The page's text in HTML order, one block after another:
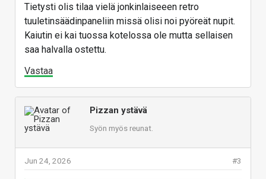
Tietysti olis tilaa vielä jonkinlaiseeen retro
tuuletinsäädinpaneliin missä olisi noi pyöreät nupit.
Kaiutin ei kai tuossa kotelossa ole mutta sellaisen
saa halvalla ostettu.
Vastaa
Pizzan ystävä
Syön myös reunat.
#3
Jun 24, 2026